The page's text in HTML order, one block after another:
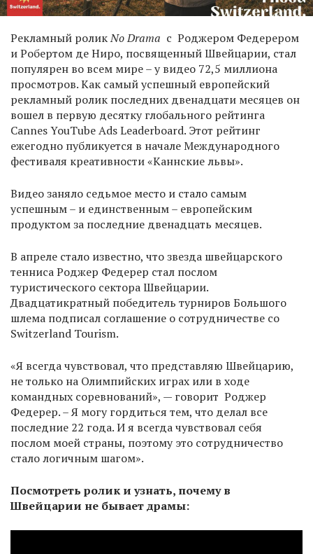
Рекламный роликNo Drama с Роджером Федерером
и Робертом де Ниро, посвященный Швейцарии, стал
популярен во всем мире – у видео 72,5 миллиона
просмотров. Как самый успешный европейский
рекламный ролик последних двенадцати месяцев он
вошел в первую десятку глобального рейтинга
Cannes YouTube Ads Leaderboard. Этот рейтинг
ежегодно публикуется в начале Международного
фестиваля креативности «Каннские львы».
Видео заняло седьмое место и стало самым
успешным – и единственным – европейским
продуктом за последние двенадцать месяцев.
В апреле стало известно, что звезда швейцарского
тенниса Роджер Федерер стал послом
туристического сектора Швейцарии.
Двадцатикратный победитель турниров Большого
шлема подписал соглашение о сотрудничестве со
Switzerland Tourism.
«Я всегда чувствовал, что представляю Швейцарию,
не только на Олимпийских играх или в ходе
командных соревнований», — говорит Роджер
Федерер. – Я могу гордиться тем, что делал все
последние 22 года. И я всегда чувствовал себя
послом моей страны, поэтому это сотрудничество
стало логичным шагом».
Посмотреть ролик и узнать, почему в
Швейцарии не бывает драмы: